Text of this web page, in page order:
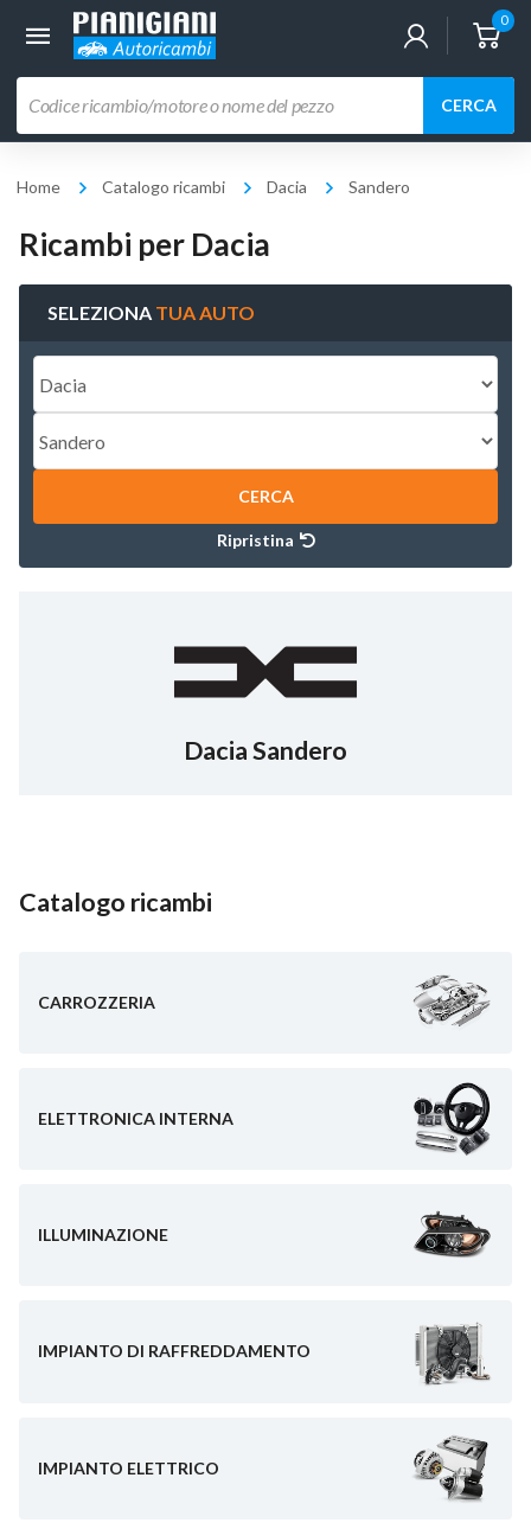
0
prodotti
CERCA
Home Catalogo ricambi Dacia Sandero
Ricambi per Dacia
SELEZIONA TUA AUTO
CERCA
Ripristina
Dacia Sandero
Catalogo ricambi
CARROZZERIA
ELETTRONICA INTERNA
ILLUMINAZIONE
IMPIANTO DI RAFFREDDAMENTO
IMPIANTO ELETTRICO